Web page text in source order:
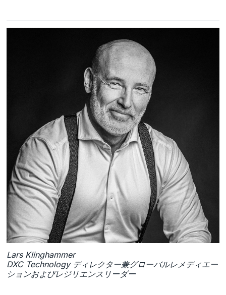
Lars Klinghammer
DXC Technology ディレクター兼グローバルレメディエー
ションおよびレジリエンスリーダー